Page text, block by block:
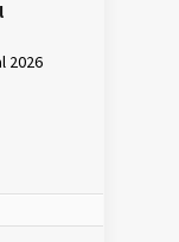
2026